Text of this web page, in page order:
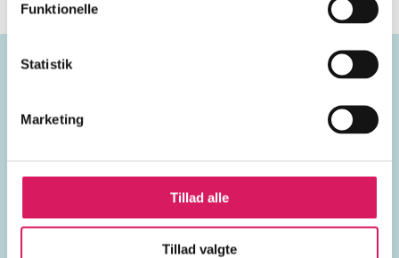
Funktionelle
Statistik
Marketing
Tillad alle
Tillad valgte